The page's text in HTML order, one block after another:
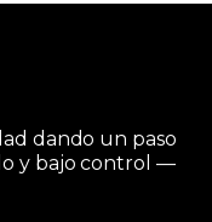
dando un paso
y bajo control —